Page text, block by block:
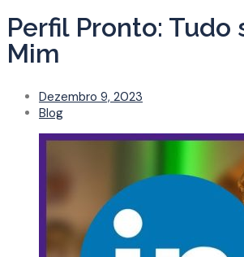
Perfil Pronto: Tudo
Mim
Dezembro 9, 2023
Blog